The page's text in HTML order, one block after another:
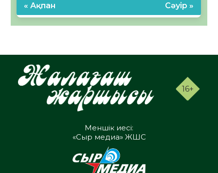
« Ақпан Сәуір »
16+
Меншік иесі:
«Сыр медиа» ЖШС